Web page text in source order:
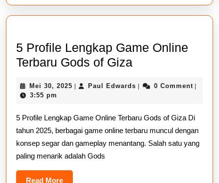
5 Profile Lengkap Game Online
Terbaru Gods of Giza
Lengkap
Online
Terbaru
Gods
Mei 30, 2025 Mei
| Paul Edwards Paul
| 0 Comment |
3:55 pm
5 Profile Lengkap Game Online Terbaru Gods of Giza Di
tahun 2025, berbagai game online terbaru muncul dengan
konsep segar dan gameplay menantang. Salah satu yang
paling menarik adalah Gods
Read MoreRead